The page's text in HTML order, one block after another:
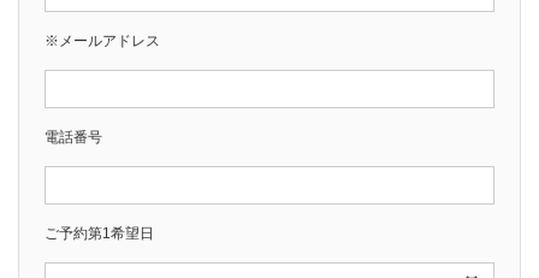
※メールアドレス
電話番号
ご予約第1希望日